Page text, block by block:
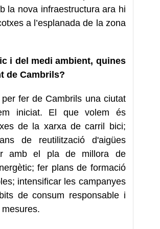
la nova infraestructura ara hi
a l’esplanada de la zona
i del medi ambient, quines
de Cambrils?
fer de Cambrils una ciutat
iniciat. El que volem és
de la xarxa de carril bici;
de reutilització d'aigües
amb el pla de millora de
fer plans de formació
intensificar les campanyes
de consum responsable i